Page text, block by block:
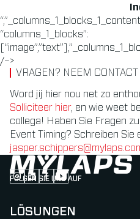
“columns_1_blocks”:
/–>
VRAGEN? NEEM CONTACT
Word jij hier nou net zo
Solliciteer hier, en wie weet
collega! Haben Sie Fragen
Event Timing? Schreiben Sie
FOLGEN SIE UNS AUF
Follow us on Instagram
Follow us on LinkedIn
Follow us on
Follow us on
LÖSUNGEN